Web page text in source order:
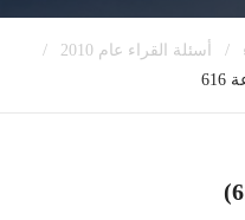
/ أسئلة القراء عام 2010 /